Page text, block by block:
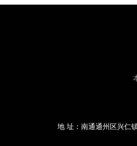
地 址：南通通州区兴仁